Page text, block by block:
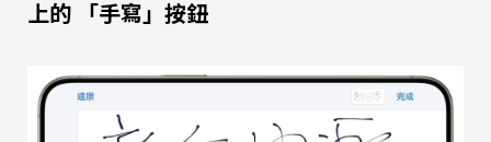
上的 「手寫」按鈕